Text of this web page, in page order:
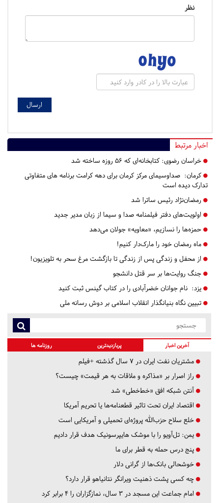
نظر
اخبار مرتبط
خراسان رضوی: کتابخانه‌ای که ۵۶ روزه ساخته شد
کرمان: صداوسیمای مرکز کرمان برای دهه کرامت برنامه های متفاوتی
تدارک دیده است
رمضان‌نژاد رئیس ساترا شد
اولویت‌های دفتر فیلمنامه صدا و سیما از زبان مدیر جدید
حمزه‌ها را نسازیم، «معاویه» جولان می‌دهد
ماه رمضان خود را مارک‌دار کنیم!
از محفل و زندگی پس از زندگی تا بازگشت مرغ سحر به تلویزیون!
جنگ روایت‌ها بر سر قتل دانشجو
یزد: نام جوانان خضرآبادی را در کتاب گینس ثبت کنید
تبیین نگاه بنیانگذار انقلاب اسلامی بر دوش رسانه ملی
آخرین اخبار پربازدیدترین روزنامه ها
مشتریان نفت ایران در ۷ سال گذشته +فیلم
راز اصرار بر «مذاکره و ملاقات به هر قیمت» چیست؟
آنتن شبکه افق «خط‌خطی» شد
اقتصاد ایران تحت تاثیر قطعنامه‌ها یا تحریم‌ آمریکا
خلع سلاح حزب‌الله پروژه‌ای تحمیلی و آمریکایی است
یمن: تل‌آویو را با موشک هایپرسونیک هدف قرار دادیم
پنج درس‌ حمله به قطر برای ما
خوشحالی بانک‌ها از گرانی دلار
چه کسی پشت ذهنیت ویرانگر نتانیاهو قرار دارد؟
امام جماعت این مسجد در ۳ سال، نمازگزاران را ۴ برابر کرد